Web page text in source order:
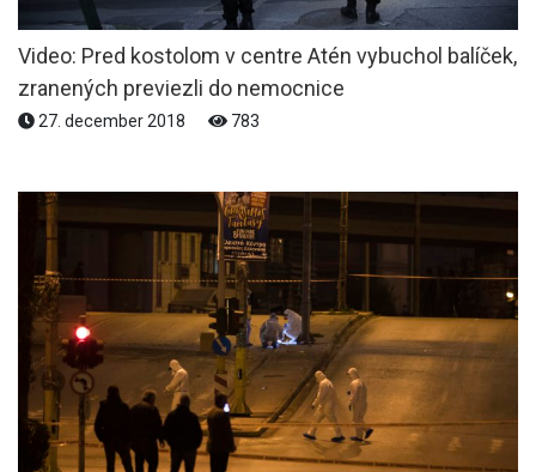
Video: Pred kostolom v centre Atén vybuchol balíček,
zranených previezli do nemocnice
27. december 2018 783